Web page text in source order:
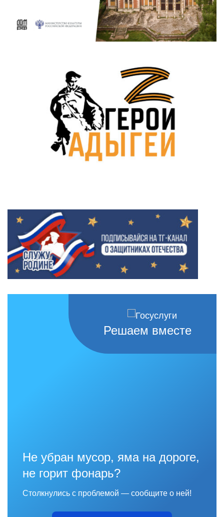
Решаем вместе
Не убран мусор, яма на дороге,
не горит фонарь?
Столкнулись с проблемой — сообщите о ней!